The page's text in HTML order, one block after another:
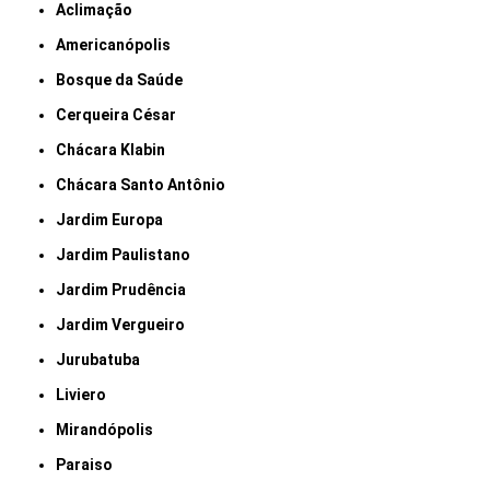
Aclimação
Americanópolis
Bosque da Saúde
Cerqueira César
Chácara Klabin
Chácara Santo Antônio
Jardim Europa
Jardim Paulistano
Jardim Prudência
Jardim Vergueiro
Jurubatuba
Liviero
Mirandópolis
Paraiso